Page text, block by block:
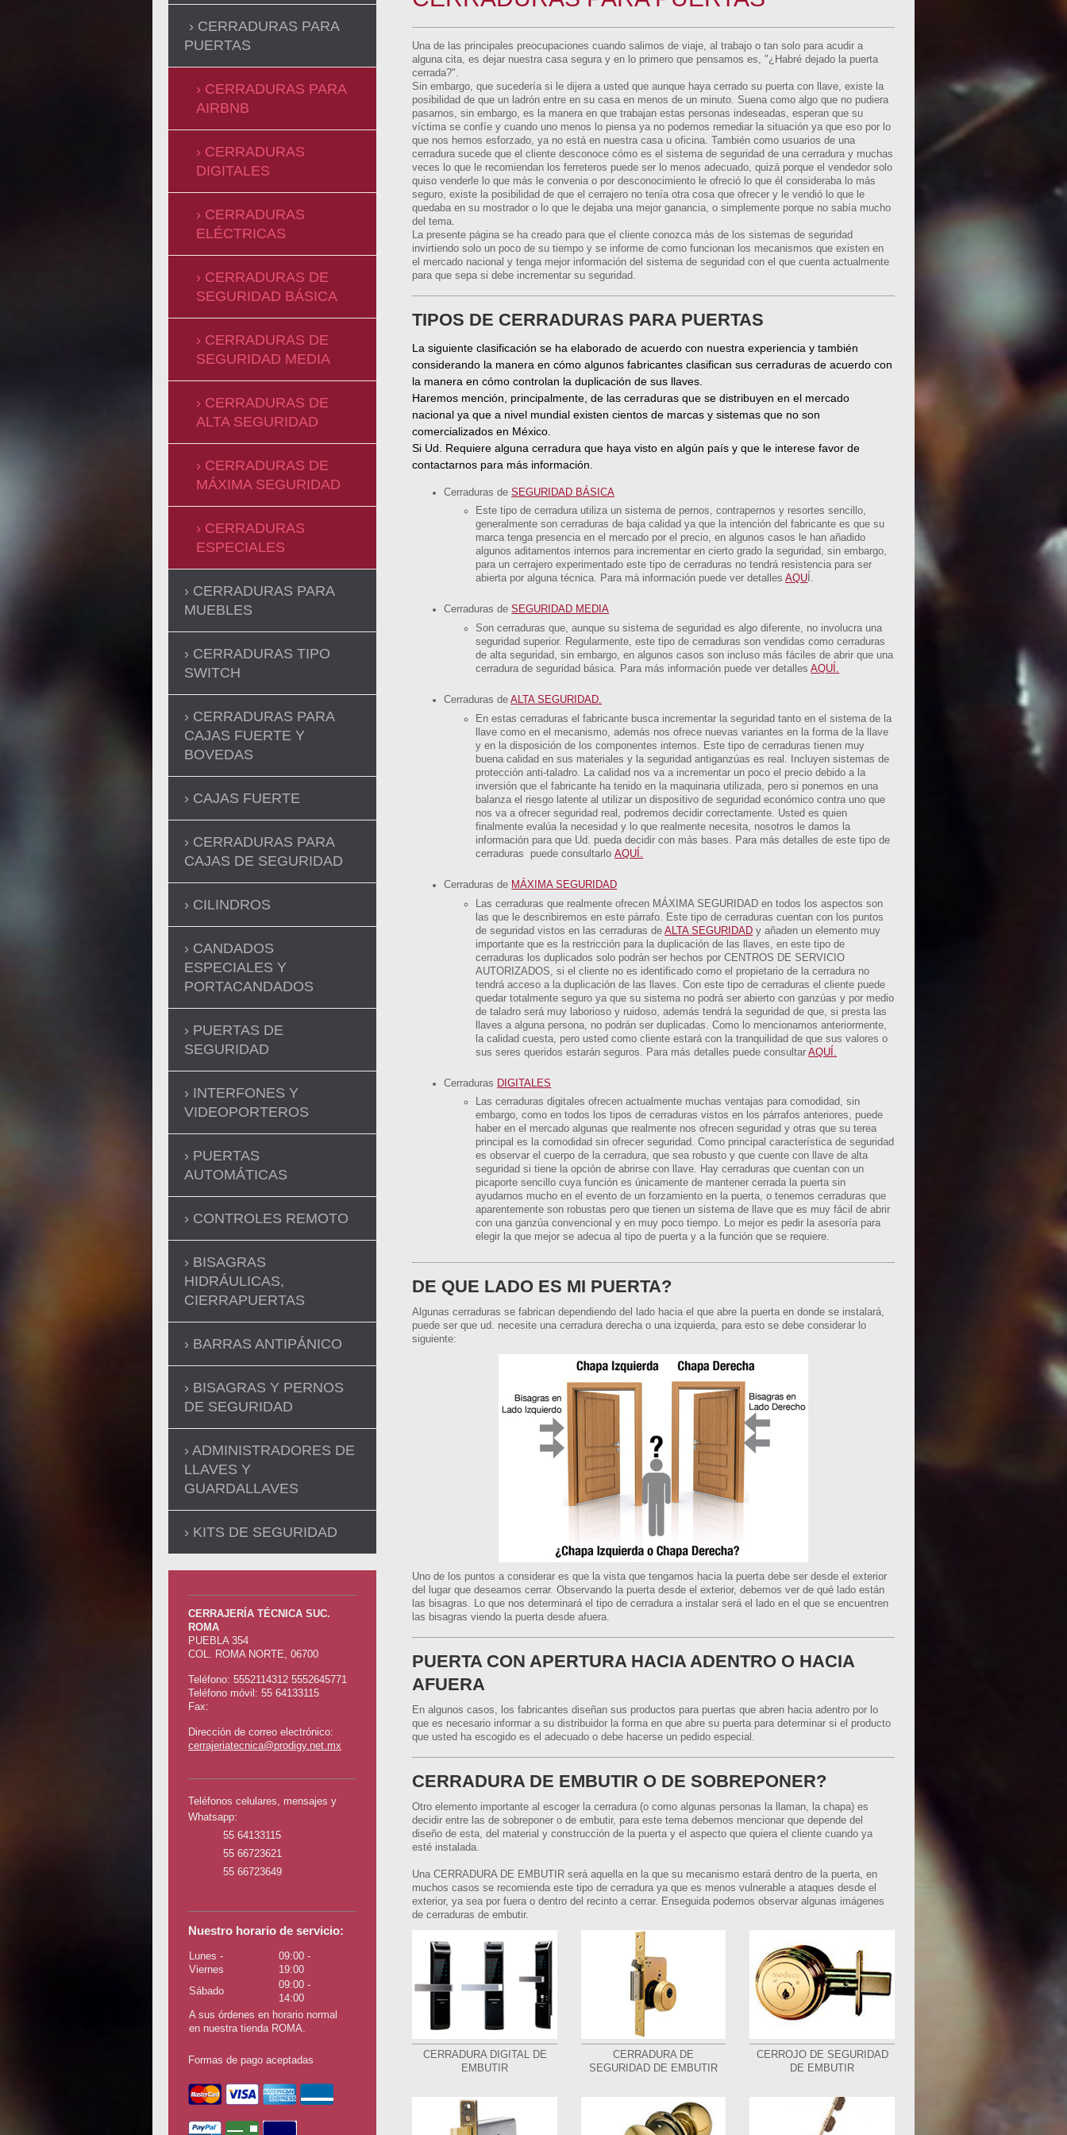
Una de las principales preocupaciones cuando salimos de viaje, al trabajo o tan solo para acudir a
alguna cita, es dejar nuestra casa segura y en lo primero que pensamos es, "¿Habré dejado la puerta
cerrada?".
Sin embargo, que sucedería si le dijera a usted que aunque haya cerrado su puerta con llave, existe la
posibilidad de que un ladrón entre en su casa en menos de un minuto. Suena como algo que no pudiera
pasarnos, sin embargo, es la manera en que trabajan estas personas indeseadas, esperan que su
víctima se confíe y cuando uno menos lo piensa ya no podemos remediar la situación ya que eso por lo
que nos hemos esforzado, ya no está en nuestra casa u oficina. También como usuarios de una
cerradura sucede que el cliente desconoce cómo es el sistema de seguridad de una cerradura y muchas
veces lo que le recomiendan los ferreteros puede ser lo menos adecuado, quizá porque el vendedor solo
quiso venderle lo que más le convenia o por desconocimiento le ofreció lo que él consideraba lo más
seguro, existe la posibilidad de que el cerrajero no tenía otra cosa que ofrecer y le vendió lo que le
quedaba en su mostrador o lo que le dejaba una mejor ganancia, o simplemente porque no sabía mucho
del tema.
La presente página se ha creado para que el cliente conozca más de los sistemas de seguridad
invirtiendo solo un poco de su tiempo y se informe de como funcionan los mecanismos que existen en
el mercado nacional y tenga mejor información del sistema de seguridad con el que cuenta actualmente
para que sepa si debe incrementar su seguridad.
TIPOS DE CERRADURAS PARA PUERTAS
La siguiente clasificación se ha elaborado de acuerdo con nuestra experiencia y también
considerando la manera en cómo algunos fabricantes clasifican sus cerraduras de acuerdo con
la manera en cómo controlan la duplicación de sus llaves.
Haremos mención, principalmente, de las cerraduras que se distribuyen en el mercado
nacional ya que a nivel mundial existen cientos de marcas y sistemas que no son
comercializados en México.
Si Ud. Requiere alguna cerradura que haya visto en algún país y que le interese favor de
contactarnos para más información.
Cerraduras deSEGURIDAD BÁSICA
Este tipo de cerradura utiliza un sistema de pernos, contrapernos y resortes sencillo,
generalmente son cerraduras de baja calidad ya que la intención del fabricante es que su
marca tenga presencia en el mercado por el precio, en algunos casos le han añadido
algunos aditamentos internos para incrementar en cierto grado la seguridad, sin embargo,
para un cerrajero experimentado este tipo de cerraduras no tendrá resistencia para ser
abierta por alguna técnica. Para má información puede ver detallesAQU Í.
Cerraduras deSEGURIDAD MEDIA
Son cerraduras que, aunque su sistema de seguridad es algo diferente, no involucra una
seguridad superior. Regularmente, este tipo de cerraduras son vendidas como cerraduras
de alta seguridad, sin embargo, en algunos casos son incluso más fáciles de abrir que una
cerradura de seguridad básica. Para más información puede ver detallesAQUÍ.
Cerraduras deALTA SEGURIDAD.
En estas cerraduras el fabricante busca incrementar la seguridad tanto en el sistema de la
llave como en el mecanismo, además nos ofrece nuevas variantes en la forma de la llave
y en la disposición de los componentes internos. Este tipo de cerraduras tienen muy
buena calidad en sus materiales y la seguridad antiganzúas es real. Incluyen sistemas de
protección anti-taladro. La calidad nos va a incrementar un poco el precio debido a la
inversión que el fabricante ha tenido en la maquinaria utilizada, pero si ponemos en una
balanza el riesgo latente al utilizar un dispositivo de seguridad económico contra uno que
nos va a ofrecer seguridad real, podremos decidir correctamente. Usted es quien
finalmente evalúa la necesidad y lo que realmente necesita, nosotros le damos la
información para que Ud. pueda decidir con más bases. Para más detalles de este tipo de
cerraduras puede consultarloAQUÍ.
Cerraduras de MÁXIMA SEGURIDAD
Las cerraduras que realmente ofrecen MÁXIMA SEGURIDAD en todos los aspectos son
las que le describiremos en este párrafo. Este tipo de cerraduras cuentan con los puntos
de seguridad vistos en las cerraduras deALTA SEGURIDAD y añaden un elemento muy
importante que es la restricción para la duplicación de las llaves, en este tipo de
cerraduras los duplicados solo podrán ser hechos por CENTROS DE SERVICIO
AUTORIZADOS, si el cliente no es identificado como el propietario de la cerradura no
tendrá acceso a la duplicación de las llaves. Con este tipo de cerraduras el cliente puede
quedar totalmente seguro ya que su sistema no podrá ser abierto con ganzúas y por medio
de taladro será muy laborioso y ruidoso, además tendrá la seguridad de que, si presta las
llaves a alguna persona, no podrán ser duplicadas. Como lo mencionamos anteriormente,
la calidad cuesta, pero usted como cliente estará con la tranquilidad de que sus valores o
sus seres queridos estarán seguros. Para más detalles puede consultarAQUÍ.
Cerraduras DIGITALES
Las cerraduras digitales ofrecen actualmente muchas ventajas para comodidad, sin
embargo, como en todos los tipos de cerraduras vistos en los párrafos anteriores, puede
haber en el mercado algunas que realmente nos ofrecen seguridad y otras que su terea
principal es la comodidad sin ofrecer seguridad. Como principal característica de seguridad
es observar el cuerpo de la cerradura, que sea robusto y que cuente con llave de alta
seguridad si tiene la opción de abrirse con llave. Hay cerraduras que cuentan con un
picaporte sencillo cuya función es únicamente de mantener cerrada la puerta sin
ayudarnos mucho en el evento de un forzamiento en la puerta, o tenemos cerraduras que
aparentemente son robustas pero que tienen un sistema de llave que es muy fácil de abrir
con una ganzúa convencional y en muy poco tiempo. Lo mejor es pedir la asesoría para
elegir la que mejor se adecua al tipo de puerta y a la función que se requiere.
DE QUE LADO ES MI PUERTA?
Algunas cerraduras se fabrican dependiendo del lado hacia el que abre la puerta en donde se instalará,
puede ser que ud. necesite una cerradura derecha o una izquierda, para esto se debe considerar lo
siguiente:
Uno de los puntos a considerar es que la vista que tengamos hacia la puerta debe ser desde el exterior
del lugar que deseamos cerrar. Observando la puerta desde el exterior, debemos ver de qué lado están
las bisagras. Lo que nos determinará el tipo de cerradura a instalar será el lado en el que se encuentren
las bisagras viendo la puerta desde afuera.
PUERTA CON APERTURA HACIA ADENTRO O HACIA
AFUERA
En algunos casos, los fabricantes diseñan sus productos para puertas que abren hacia adentro por lo
que es necesario informar a su distribuidor la forma en que abre su puerta para determinar si el producto
que usted ha escogido es el adecuado o debe hacerse un pedido especial.
CERRADURA DE EMBUTIR O DE SOBREPONER?
Otro elemento importante al escoger la cerradura (o como algunas personas la llaman, la chapa) es
decidir entre las de sobreponer o de embutir, para este tema debemos mencionar que depende del
diseño de esta, del material y construcción de la puerta y el aspecto que quiera el cliente cuando ya
esté instalada.
Una CERRADURA DE EMBUTIR será aquella en la que su mecanismo estará dentro de la puerta, en
muchos casos se recomienda este tipo de cerradura ya que es menos vulnerable a ataques desde el
exterior, ya sea por fuera o dentro del recinto a cerrar. Enseguida podemos observar algunas imágenes
de cerraduras de embutir.
CERRADURA DIGITAL DE
EMBUTIR
CERRADURA DE
SEGURIDAD DE EMBUTIR
CERROJO DE SEGURIDAD
DE EMBUTIR
CERRADURAS PARA
PUERTAS
CERRADURAS PARA
AIRBNB
CERRADURAS
DIGITALES
CERRADURAS
ELÉCTRICAS
CERRADURAS DE
SEGURIDAD BÁSICA
CERRADURAS DE
SEGURIDAD MEDIA
CERRADURAS DE
ALTA SEGURIDAD
CERRADURAS DE
MÁXIMA SEGURIDAD
CERRADURAS
ESPECIALES
CERRADURAS PARA
MUEBLES
CERRADURAS TIPO
SWITCH
CERRADURAS PARA
CAJAS FUERTE Y
BOVEDAS
CAJAS FUERTE
CERRADURAS PARA
CAJAS DE SEGURIDAD
CILINDROS
CANDADOS
ESPECIALES Y
PORTACANDADOS
PUERTAS DE
SEGURIDAD
INTERFONES Y
VIDEOPORTEROS
PUERTAS
AUTOMÁTICAS
CONTROLES REMOTO
BISAGRAS
HIDRÁULICAS,
CIERRAPUERTAS
BARRAS ANTIPÁNICO
BISAGRAS Y PERNOS
DE SEGURIDAD
ADMINISTRADORES DE
LLAVES Y
GUARDALLAVES
KITS DE SEGURIDAD
CERRAJERÍA TÉCNICA SUC.
ROMA
PUEBLA 354
COL. ROMA NORTE, 06700
Teléfono: 5552114312 5552645771
Teléfono móvil: 55 64133115
Fax:
Dirección de correo electrónico:
cerrajeriatecnica@prodigy.net.mx
Teléfonos celulares, mensajes y
Whatsapp:
55 64133115
55 66723621
55 66723649
Nuestro horario de servicio:
Lunes -
Viernes
09:00 -
19:00
Sábado
09:00 -
14:00
A sus órdenes en horario normal
en nuestra tienda ROMA.
Formas de pago aceptadas